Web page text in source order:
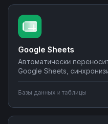
Google Sheets
Автоматически
Google Sheets,
почте или в
простых сценариев до
аналитики.
Базы данных и таблицы